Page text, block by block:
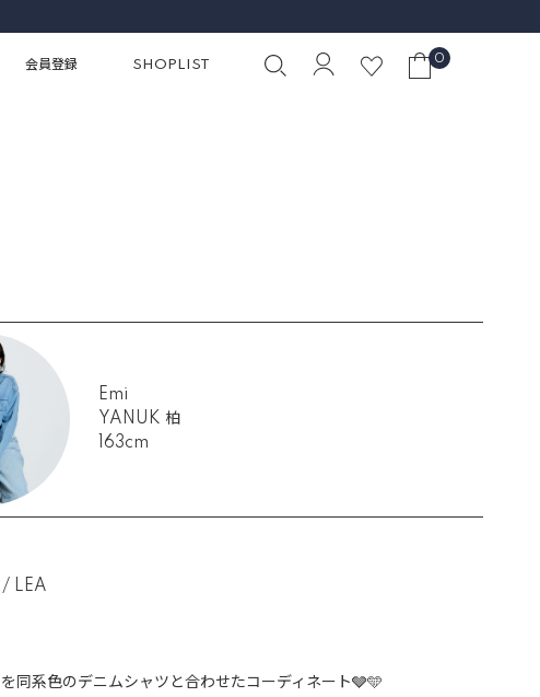
会員登録 SHOPLIST 0
Emi
YANUK 柏
163cm
LEA
同系色のデニムシャツと合わせたコーディネート🩶🩵